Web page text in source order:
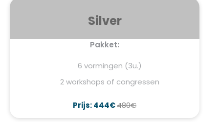
Silver
Pakket:
6 vormingen (3u.)
2 workshops of congressen
Prijs: 444€480€